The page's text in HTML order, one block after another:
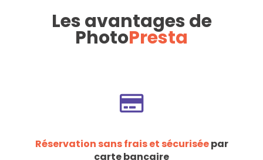
Les avantages de
PhotoPresta
Réservation sans frais et sécuriséepar
carte bancaire